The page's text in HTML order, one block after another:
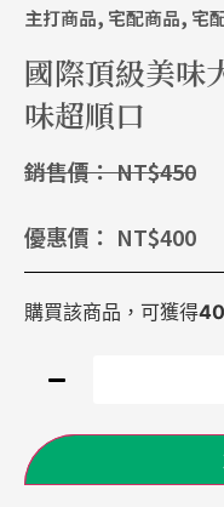
主打商品, 宅配商品, 宅
國際頂級美味
味超順口
銷售價：NT$450
優惠價： NT$400
購買該商品，可獲得